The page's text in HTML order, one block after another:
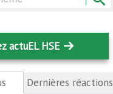
actuEL HSE
(ongletDernières réactions